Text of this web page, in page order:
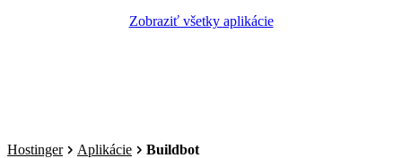
Zobraziť všetky aplikácie
Hostinger Aplikácie Buildbot